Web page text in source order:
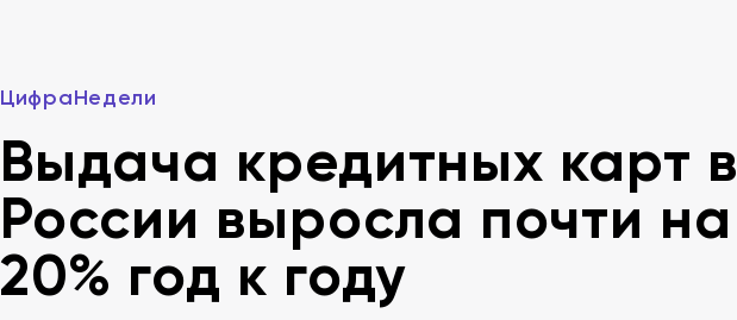
ЦифраНедели
Выдача кредитных карт в
России выросла почти на
20% год к году